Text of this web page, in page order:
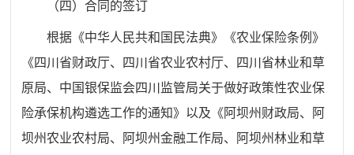
（四）合同的签订
根据《中华人民共和国民法典》《农业保险条例》
《四川省财政厅、四川省农业农村厅、四川省林业和草
原局、中国银保监会四川监管局关于做好政策性农业保
险承保机构遴选工作的通知》以及《阿坝州财政局、阿
坝州农业农村局、阿坝州金融工作局、阿坝州林业和草